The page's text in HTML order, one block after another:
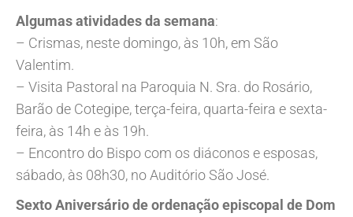
Algumas atividades da semana:
– Crismas, neste domingo, às 10h, em São
Valentim.
– Visita Pastoral na Paroquia N. Sra. do Rosário,
Barão de Cotegipe, terça-feira, quarta-feira e sexta-
feira, às 14h e às 19h.
– Encontro do Bispo com os diáconos e esposas,
sábado, às 08h30, no Auditório São José.
Sexto Aniversário de ordenação episcopal de Dom